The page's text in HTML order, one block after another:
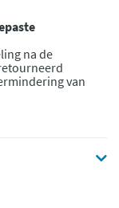
na de
van